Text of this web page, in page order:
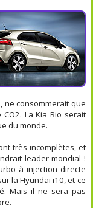
ne consommerait que
La Kia Rio serait
du monde.
très incomplètes, et
leader mondial !
à injection directe
la Hyundai i10, et ce
Mais il ne sera pas